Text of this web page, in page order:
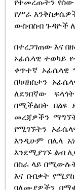
የተመረጡትን የሰው
የሥራ
ውስብስብ ጉዳዮች
በተረጋገጠው እና
ኦፊሴላዊ ተወካይ
ቀጥተኛ ኦፊሴላዊ
በካዛክስታን
ለደንበኛው
በሚችልበት በልዩ
መረጃዎችን
የሚገኙትን
እንዲሁም በሌላ
እንደሚያገኙ ልብ
በስራ ላይ
እና በብቃት
ባለሙያዎችን